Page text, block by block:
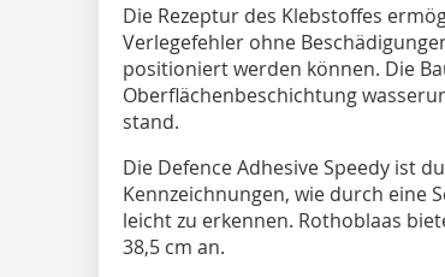
Die Rezeptur des Klebstoffes
Verlegefehler ohne
positioniert werden können. Die
Oberflächenbeschichtung
stand.
Die Defence Adhesive Speedy ist
Kennzeichnungen, wie durch eine
leicht zu erkennen. Rothoblaas
38,5 cm an.